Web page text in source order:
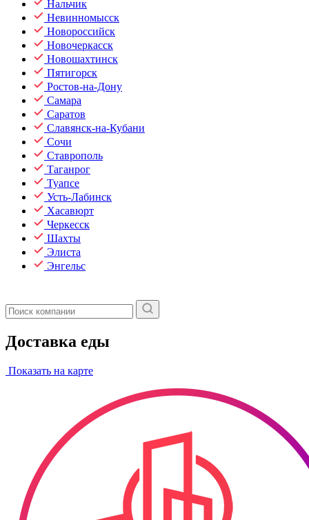
Нальчик
Невинномысск
Новороссийск
Новочеркасск
Новошахтинск
Пятигорск
Ростов-на-Дону
Самара
Саратов
Славянск-на-Кубани
Сочи
Ставрополь
Таганрог
Туапсе
Усть-Лабинск
Хасавюрт
Черкесск
Шахты
Элиста
Энгельс
Доставка еды
Показать на карте